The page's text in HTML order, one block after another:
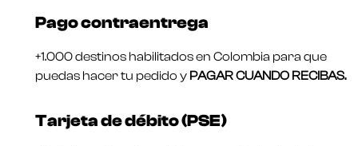
Pago contraentrega
+1.000 destinos habilitados en Colombia para que
puedas hacer tu pedido y PAGAR CUANDO RECIBAS.
Tarjeta de débito (PSE)